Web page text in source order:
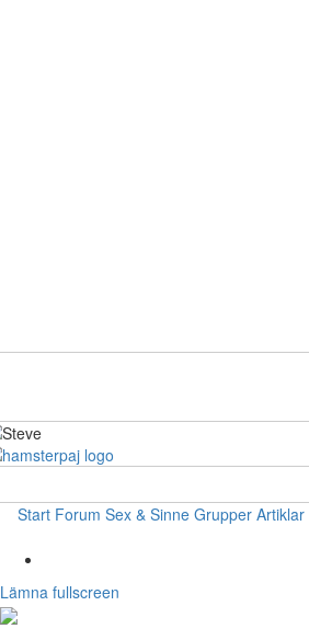
Start Forum Sex & Sinne Grupper Artiklar
Lämna fullscreen